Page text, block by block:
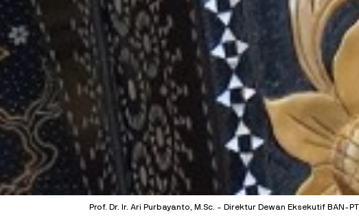
Prof. Dr. Ir. Ari Purbayanto, M.Sc. - Direktur Dewan Eksekutif BAN-PT